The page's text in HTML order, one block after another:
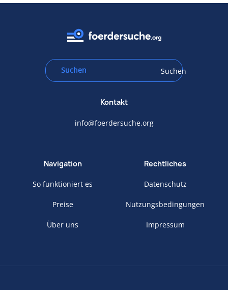
Suchen
Kontakt
info@foerdersuche.org
Navigation
So funktioniert es
Preise
Über uns
Rechtliches
Datenschutz
Nutzungsbedingungen
Impressum